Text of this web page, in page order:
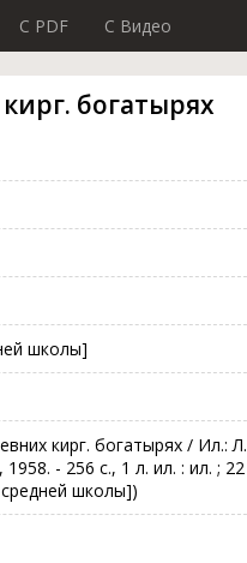
C PDF C Видео
богатырях
школы]
кирг. богатырях / Ил.: Л.
- 256 с., 1 л. ил. : ил. ; 22
школы])